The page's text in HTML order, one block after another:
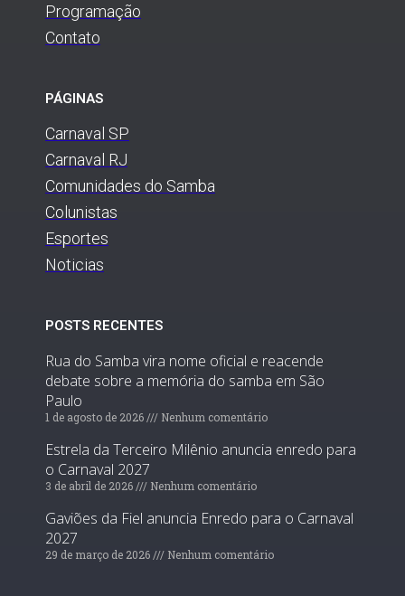
Programação
Contato
PÁGINAS
Carnaval SP
Carnaval RJ
Comunidades do Samba
Colunistas
Esportes
Noticias
POSTS RECENTES
Rua do Samba vira nome oficial e reacende
debate sobre a memória do samba em São
Paulo
1 de agosto de 2026 Nenhum comentário
Estrela da Terceiro Milênio anuncia enredo para
o Carnaval 2027
3 de abril de 2026 Nenhum comentário
Gaviões da Fiel anuncia Enredo para o Carnaval
2027
29 de março de 2026 Nenhum comentário